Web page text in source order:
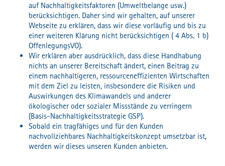
auf Nachhaltigkeitsfaktoren (Umweltbelange usw.)
berücksichtigen. Daher sind wir gehalten, auf unserer
Webseite zu erklären, dass wir diese vorläufig und bis zu
einer weiteren Klärung nicht berücksichtigen ( 4 Abs. 1 b)
OffenlegungsVO).
Wir erklären aber ausdrücklich, dass diese Handhabung
nichts an unserer Bereitschaft ändert, einen Beitrag zu
einem nachhaltigeren, ressourceneffizienten Wirtschaften
mit dem Ziel zu leisten, insbesondere die Risiken und
Auswirkungen des Klimawandels und anderer
ökologischer oder sozialer Missstände zu verringern
(Basis-Nachhaltigkeitsstrategie GSP).
Sobald ein tragfähiges und für den Kunden
nachvollziehbares Nachhaltigkeitskonzept umsetzbar ist,
werden wir dieses unseren Kunden anbieten.